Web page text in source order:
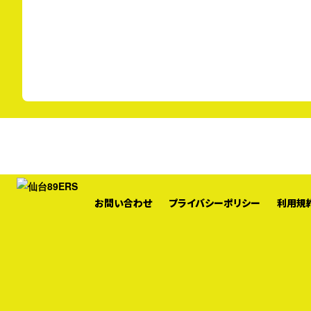
お問い合わせ プライバシーポリシー 利用規